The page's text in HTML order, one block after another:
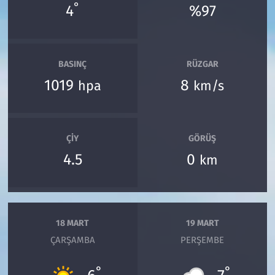
4° %97
BASINÇ
1019 hpa
RÜZGAR
8 km/s
ÇIY
4.5
GÖRÜŞ
0 km
18 MART
ÇARŞAMBA
°
19 MART
PERŞEMBE
°